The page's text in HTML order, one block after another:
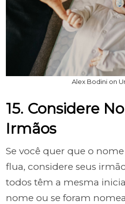
Alex Bodini on
15. Considere
Irmãos
Se você quer que o
flua, considere seus
todos têm a mesma
nome ou se foram